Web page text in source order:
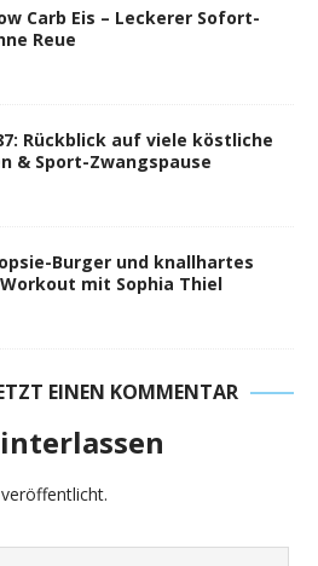
Carb Eis – Leckerer Sofort-
Reue
Rückblick auf viele köstliche
& Sport-Zwangspause
Burger und knallhartes
mit Sophia Thiel
EINEN KOMMENTAR